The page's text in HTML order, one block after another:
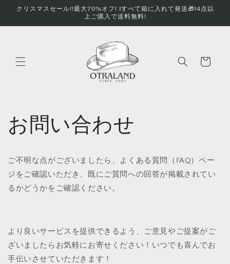
ンツに
クリスマスセール!!最大70%オフ! ‖すべて箱に入れて発送🎁‖4点以
上ご購入で送料無料!
ー
お問い合わせ
ご不明な点がございましたら、よくある質問（FAQ）ペー
ジをご確認いただき、既にご質問への回答が掲載されてい
るかどうかをご確認ください。
より良いサービスを提供できるよう、ご意見やご提案がご
ざいましたらお気軽にお寄せください！いつでも喜んでお
手伝いさせていただきます！